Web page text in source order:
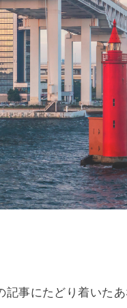
記事にたどり着いた